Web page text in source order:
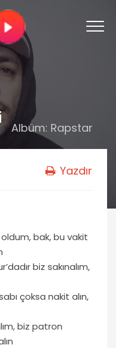
Albüm: Rapstar
Yazdır
bak, bu vakit
biz sakınalım,
çoksa nakit alın,
biz patron